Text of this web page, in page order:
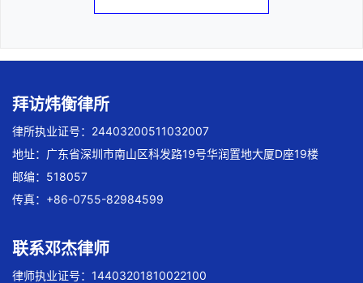
拜访炜衡律所
律所执业证号：24403200511032007
地址：广东省深圳市南山区科发路19号华润置地大厦D座19楼
邮编：518057
传真：+86-0755-82984599
联系邓杰律师
律师执业证号：14403201810022100